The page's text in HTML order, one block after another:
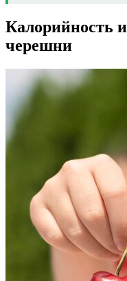
Калорийность
черешни